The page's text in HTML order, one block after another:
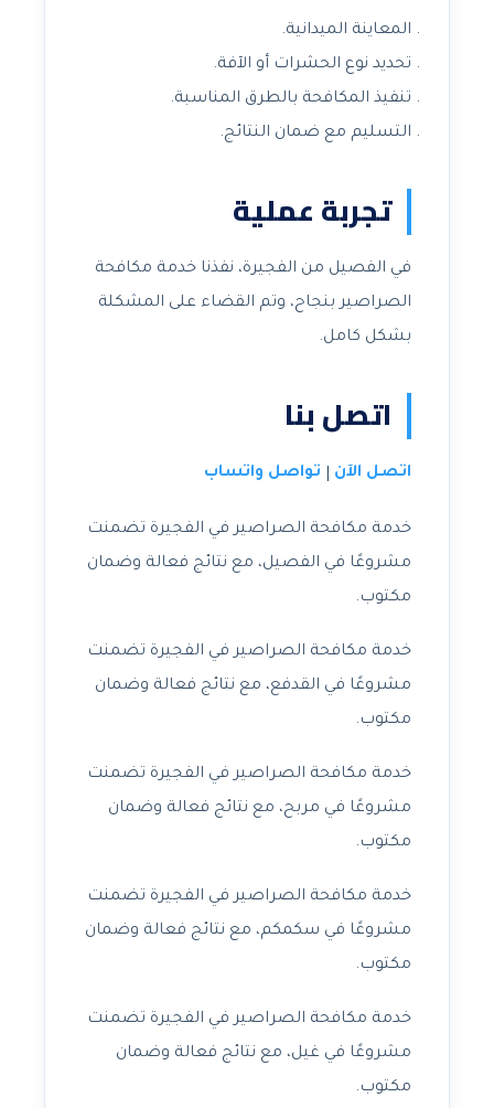
المعاينة الميدانية.
تحديد نوع الحشرات أو الآفة.
تنفيذ المكافحة بالطرق المناسبة.
التسليم مع ضمان النتائج.
تجربة عملية
في الفصيل من الفجيرة، نفذنا خدمة مكافحة
الصراصير بنجاح، وتم القضاء على المشكلة
بشكل كامل.
اتصل بنا
اتصل الآن تواصل واتساب
خدمة مكافحة الصراصير في الفجيرة تضمنت
مشروعًا في الفصيل، مع نتائج فعالة وضمان
مكتوب.
خدمة مكافحة الصراصير في الفجيرة تضمنت
مشروعًا في القدفع، مع نتائج فعالة وضمان
مكتوب.
خدمة مكافحة الصراصير في الفجيرة تضمنت
مشروعًا في مربح، مع نتائج فعالة وضمان
مكتوب.
خدمة مكافحة الصراصير في الفجيرة تضمنت
مشروعًا في سكمكم، مع نتائج فعالة وضمان
مكتوب.
خدمة مكافحة الصراصير في الفجيرة تضمنت
مشروعًا في غيل، مع نتائج فعالة وضمان
مكتوب.